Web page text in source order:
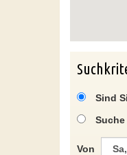
Sind
Von